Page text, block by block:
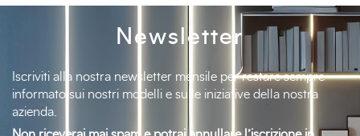
Newsletter
Iscriviti alla nostra newsletter mensile per restare sempre
informato sui nostri modelli e sulle iniziative della nostra
azienda.